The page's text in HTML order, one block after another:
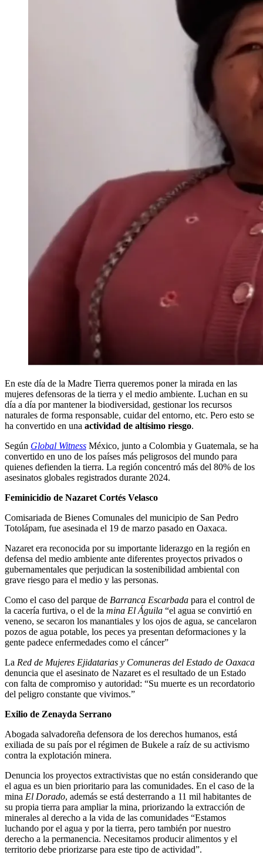
En este día de la Madre Tierra queremos poner la mirada en las
mujeres defensoras de la tierra y el medio ambiente. Luchan en su
día a día por mantener la biodiversidad, gestionar los recursos
naturales de forma responsable, cuidar del entorno, etc. Pero esto se
ha convertido en una actividad de altísimo riesgo.
Según Global Witness México, junto a Colombia y Guatemala, se ha
convertido en uno de los países más peligrosos del mundo para
quienes defienden la tierra. La región concentró más del 80% de los
asesinatos globales registrados durante 2024.
Feminicidio de Nazaret Cortés Velasco
Comisariada de Bienes Comunales del municipio de San Pedro
Totolápam, fue asesinada el 19 de marzo pasado en Oaxaca.
Nazaret era reconocida por su importante liderazgo en la región en
defensa del medio ambiente ante diferentes proyectos privados o
gubernamentales que perjudican la sostenibilidad ambiental con
grave riesgo para el medio y las personas.
Como el caso del parque de Barranca Escarbada para el control de
la cacería furtiva, o el de la mina El Águila “el agua se convirtió en
veneno, se secaron los manantiales y los ojos de agua, se cancelaron
pozos de agua potable, los peces ya presentan deformaciones y la
gente padece enfermedades como el cáncer”
La Red de Mujeres Ejidatarias y Comuneras del Estado de Oaxaca
denuncia que el asesinato de Nazaret es el resultado de un Estado
con falta de compromiso y autoridad: “Su muerte es un recordatorio
del peligro constante que vivimos.”
Exilio de Zenayda Serrano
Abogada salvadoreña defensora de los derechos humanos, está
exiliada de su país por el régimen de Bukele a raíz de su activismo
contra la explotación minera.
Denuncia los proyectos extractivistas que no están considerando que
el agua es un bien prioritario para las comunidades. En el caso de la
mina El Dorado, además se está desterrando a 11 mil habitantes de
su propia tierra para ampliar la mina, priorizando la extracción de
minerales al derecho a la vida de las comunidades “Estamos
luchando por el agua y por la tierra, pero también por nuestro
derecho a la permanencia. Necesitamos producir alimentos y el
territorio debe priorizarse para este tipo de actividad”.